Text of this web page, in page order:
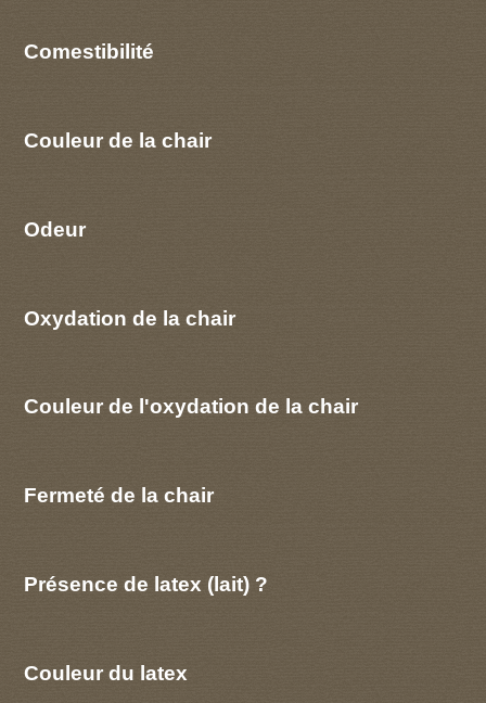
Comestibilité
Couleur de la chair
Odeur
Oxydation de la chair
Couleur de l'oxydation de la chair
Fermeté de la chair
Présence de latex (lait) ?
Couleur du latex